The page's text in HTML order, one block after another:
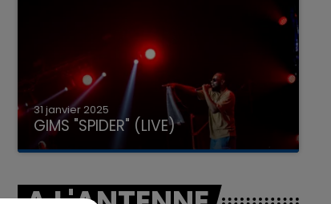
31 janvier 2025
GIMS "SPIDER" (LIVE)